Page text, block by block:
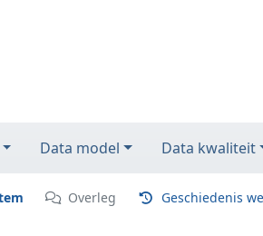
Data model Data kwaliteit
Overleg Geschiedenis